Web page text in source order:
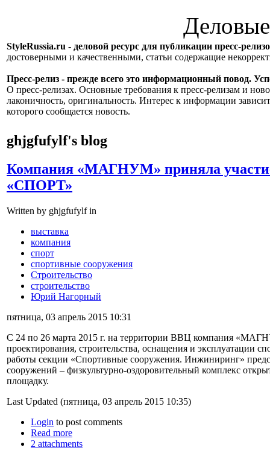
StyleRussia.ru - деловой ресурс для публикации пресс-
достоверными и качественными, статьи содержащие
Пресс-релиз - прежде всего это информационный повод.
О пресс-релизах. Основные требования к пресс-релизам и
лаконичность, оригинальность. Интерес к информации
которого сообщается новость.
ghjgfufylf's blog
Компания «МАГНУМ» приняла
«СПОРТ»
Written by ghjgfufylf in
выставка
компания
спорт
спортивные сооружения
Строительство
строительство
Юрий Нагорный
пятница, 03 апрель 2015 10:31
С 24 по 26 марта 2015 г. на территории ВВЦ компания
проектирования, строительства, оснащения и эксплуатации
работы секции «Спортивные сооружения. Инжиниринг»
сооружений – физкультурно-оздоровительный комплекс
площадку.
Last Updated (пятница, 03 апрель 2015 10:35)
Login to post comments
Read more
2 attachments